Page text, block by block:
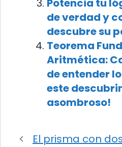
Potencia tu
de verdad y
descubre su
Teorema
Aritmética:
de entender
este
asombroso!
El prisma con